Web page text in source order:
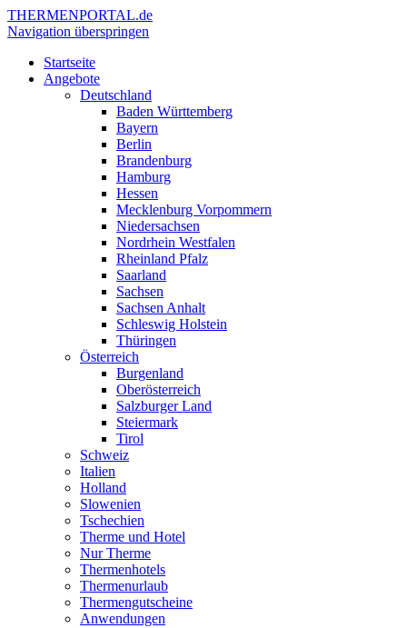
THERMENPORTAL.de
Navigation überspringen
Startseite
Angebote
Deutschland
Baden Württemberg
Bayern
Berlin
Brandenburg
Hamburg
Hessen
Mecklenburg Vorpommern
Niedersachsen
Nordrhein Westfalen
Rheinland Pfalz
Saarland
Sachsen
Sachsen Anhalt
Schleswig Holstein
Thüringen
Österreich
Burgenland
Oberösterreich
Salzburger Land
Steiermark
Tirol
Schweiz
Italien
Holland
Slowenien
Tschechien
Therme und Hotel
Nur Therme
Thermenhotels
Thermenurlaub
Thermengutscheine
Anwendungen